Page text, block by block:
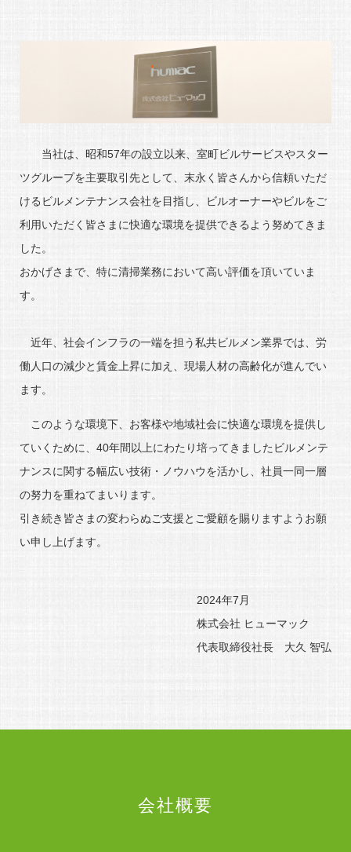
当社は、昭和57年の設立以来、室町ビルサービスやスター
ツグループを主要取引先として、末永く皆さんから信頼いただ
けるビルメンテナンス会社を目指し、ビルオーナーやビルをご
利用いただく皆さまに快適な環境を提供できるよう努めてきま
した。
おかげさまで、特に清掃業務において高い評価を頂いていま
す。
近年、社会インフラの一端を担う私共ビルメン業界では、労
働人口の減少と賃金上昇に加え、現場人材の高齢化が進んでい
ます。
このような環境下、お客様や地域社会に快適な環境を提供し
ていくために、40年間以上にわたり培ってきましたビルメンテ
ナンスに関する幅広い技術・ノウハウを活かし、社員一同一層
の努力を重ねてまいります。
引き続き皆さまの変わらぬご支援とご愛顧を賜りますようお願
い申し上げます。
2024年7月
株式会社 ヒューマック
代表取締役社長 大久 智弘
会社概要